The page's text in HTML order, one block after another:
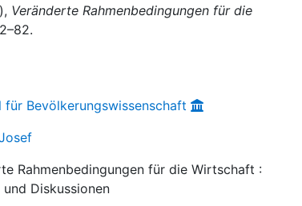
Veränderte Rahmenbedingungen für die
für Bevölkerungswissenschaft
Rahmenbedingungen für die Wirtschaft :
Diskussionen